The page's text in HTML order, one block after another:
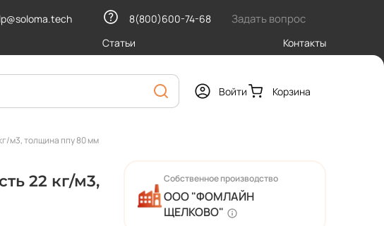
8(800)600-74-68 Задать вопрос
Статьи Контакты
Войти Корзина
м3, толщина ппу 80 мм
22 кг/м3,
Собственное производство
ООО "ФОМЛАЙН
ЩЕЛКОВО"